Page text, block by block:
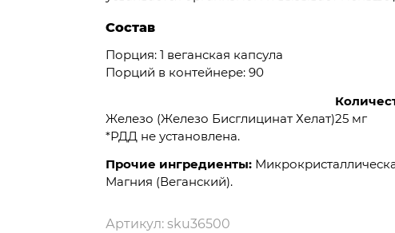
Состав
Порция: 1 веганская капсула
Порций в контейнере: 90
Железо (Железо Бисглицинат Хелат)25 мг
*РДД не установлена.
Прочие ингредиенты:
Магния (Веганский).
Артикул: sku36500